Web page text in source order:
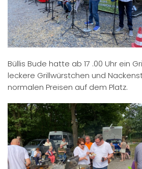
Büllis Bude hatte ab 17 .00 Uhr ein
leckere Grillwürstchen und
normalen Preisen auf dem Platz.